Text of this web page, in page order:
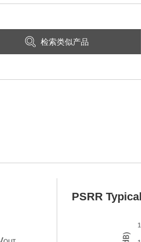
检索类似产品
PSRR